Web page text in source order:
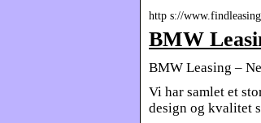
http s://
BMW
BMW Leasing –
Vi har samlet et
design og kvalitet